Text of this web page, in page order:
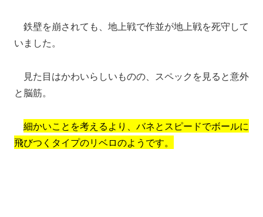
鉄壁を崩されても、地上戦で作並が地上戦を死守して
いました。
見た目はかわいらしいものの、スペックを見ると意外
と脳筋。
細かいことを考えるより、バネとスピードでボールに
飛びつくタイプのリベロのようです。